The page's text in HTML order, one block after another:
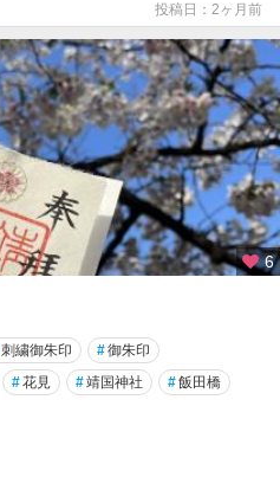
投稿日：2ヶ月前
6
刺繍御朱印 #御朱印
#花見 #靖国神社 #飯田橋